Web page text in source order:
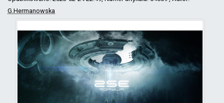
G.Hermanowska